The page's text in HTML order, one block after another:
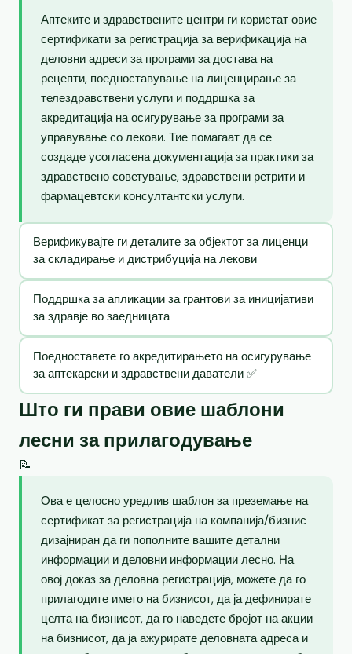
Аптеките и здравствените центри ги користат овие
сертификати за регистрација за верификација на
деловни адреси за програми за достава на
рецепти, поедноставување на лиценцирање за
телездравствени услуги и поддршка за
акредитација на осигурување за програми за
управување со лекови. Тие помагаат да се
создаде усогласена документација за практики за
здравствено советување, здравствени ретрити и
фармацевтски консултантски услуги.
Верификувајте ги деталите за објектот за лиценци
за складирање и дистрибуција на лекови
Поддршка за апликации за грантови за иницијативи
за здравје во заедницата
Поедноставете го акредитирањето на осигурување
за аптекарски и здравствени даватели ✅
Што ги прави овие шаблони
лесни за прилагодување
📝
Ова е целосно уредлив шаблон за преземање на
сертификат за регистрација на компанија/бизнис
дизајниран да ги пополните вашите детални
информации и деловни информации лесно. На
овој доказ за деловна регистрација, можете да го
прилагодите името на бизнисот, да ја дефинирате
целта на бизнисот, да го наведете бројот на акции
на бизнисот, да ја ажурирате деловната адреса и